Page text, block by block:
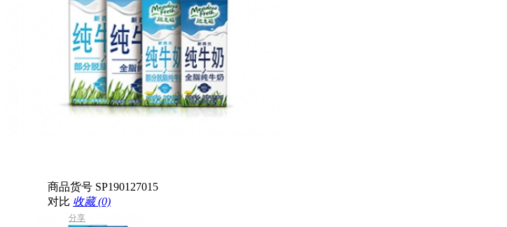
商品货号 SP190127015
对比 收藏 (0)
分享